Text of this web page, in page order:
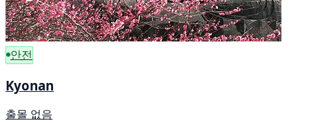
안전
Kyonan
출몰 없음